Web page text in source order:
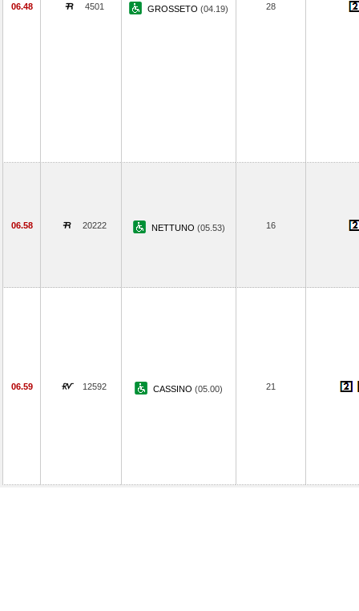
06.48 4501 GROSSETO (04.19) 28
06.58 20222 NETTUNO (05.53) 16
06.59 12592 CASSINO (05.00) 21